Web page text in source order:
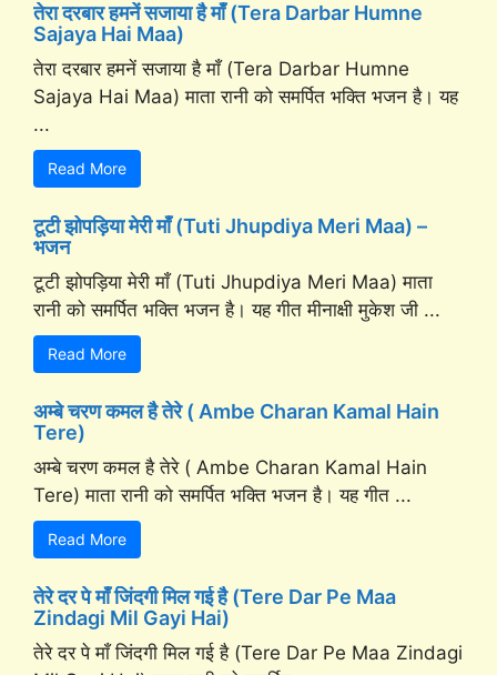
तेरा दरबार हमनें सजाया है माँ (Tera Darbar Humne
Sajaya Hai Maa)
तेरा दरबार हमनें सजाया है माँ (Tera Darbar Humne
Sajaya Hai Maa) माता रानी को समर्पित भक्ति भजन है। यह
...
Read More
टूटी झोपड़िया मेरी माँ (Tuti Jhupdiya Meri Maa) –
भजन
टूटी झोपड़िया मेरी माँ (Tuti Jhupdiya Meri Maa) माता
रानी को समर्पित भक्ति भजन है। यह गीत मीनाक्षी मुकेश जी ...
Read More
अम्बे चरण कमल है तेरे ( Ambe Charan Kamal Hain
Tere)
अम्बे चरण कमल है तेरे ( Ambe Charan Kamal Hain
Tere) माता रानी को समर्पित भक्ति भजन है। यह गीत ...
Read More
तेरे दर पे माँ जिंदगी मिल गई है (Tere Dar Pe Maa
Zindagi Mil Gayi Hai)
तेरे दर पे माँ जिंदगी मिल गई है (Tere Dar Pe Maa Zindagi